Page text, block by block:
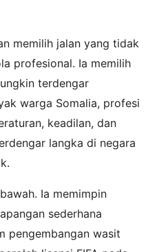
memilih jalan yang tidak
profesional. Ia memilih
terdengar
warga Somalia, profesi
keadilan, dan
langka di negara
Ia memimpin
sederhana
pengembangan wasit